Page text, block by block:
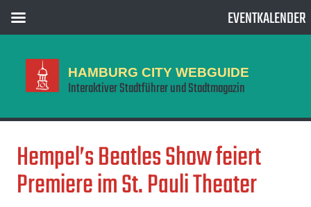
HAMBURG CITY WEBGUIDE
Interaktiver Stadtführer und Stadtmagazin
Hempel’s Beatles Show feiert
Premiere im St. Pauli Theater
EVENTKALENDER